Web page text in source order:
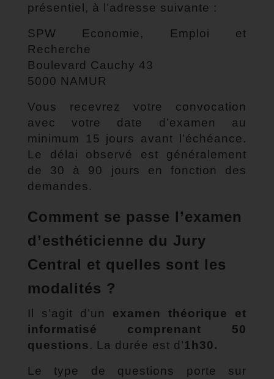
présentiel, à l’adresse suivante :
SPW Economie, Emploi et
Recherche
Boulevard Cauchy 43
5000 NAMUR
Vous recevrez votre convocation
avec votre date d’examen au
minimum 15 jours avant l’échéance.
Le délai observé est généralement
de 30 à 90 jours en fonction des
demandes.
Comment se passe l’examen
d’esthéticienne du Jury
Central et quelles sont les
modalités ?
Il s’agit d’un examen théorique et
informatisé comprenant 50
questions. La durée est d’1h30.
Le type de questions porte sur